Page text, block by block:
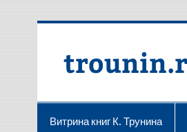
Перейти
Витрина книг К. Трунина